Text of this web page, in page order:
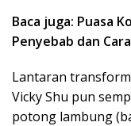
Baca juga: Puasa
Penyebab dan
Lantaran
Vicky Shu pun
potong lambung